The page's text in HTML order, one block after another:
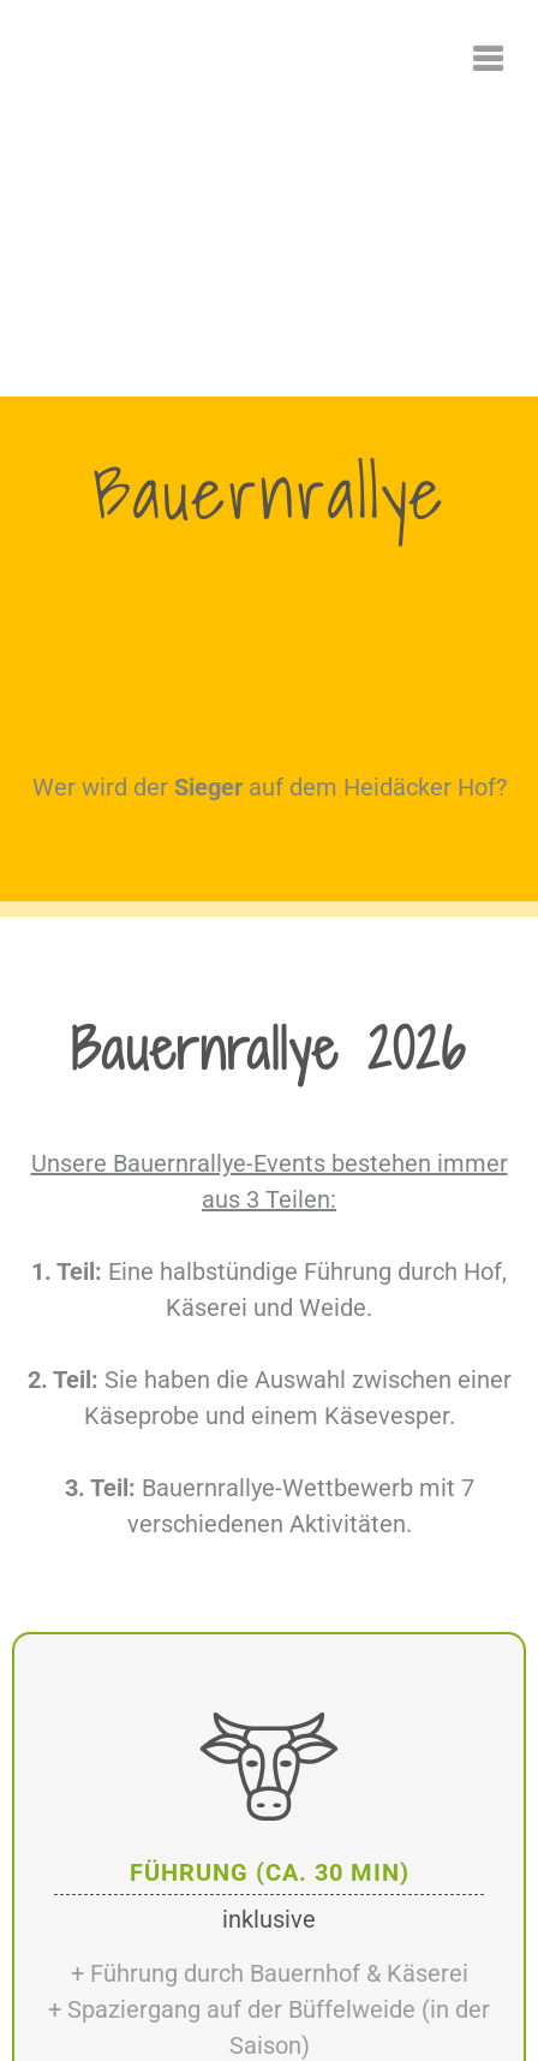
Bauernrallye
Wer wird der Siegerauf dem Heidäcker Hof?
Bauernrallye 2026
Unsere Bauernrallye-Events bestehen immer
aus 3 Teilen:
1. Teil: Eine halbstündige Führung durch Hof,
Käserei und Weide.
2. Teil: Sie haben die Auswahl zwischen einer
Käseprobe und einem Käsevesper.
3. Teil: Bauernrallye-Wettbewerb mit 7
verschiedenen Aktivitäten.
FÜHRUNG (CA. 30 MIN)
inklusive
+ Führung durch Bauernhof & Käserei
+ Spaziergang auf der Büffelweide (in der
Saison)